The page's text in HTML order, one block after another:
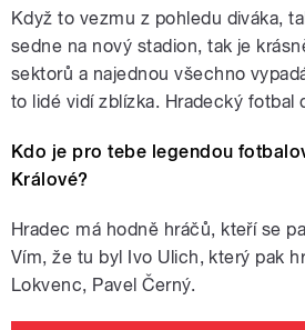
Když to vezmu z pohledu diváka,
sedne na nový stadion, tak je
sektorů a najednou všechno
to lidé vidí zblízka. Hradecký fotbal
Kdo je pro tebe legendou
Králové?
Hradec má hodně hráčů, kteří se
Vím, že tu byl Ivo Ulich, který pak
Lokvenc, Pavel Černý.